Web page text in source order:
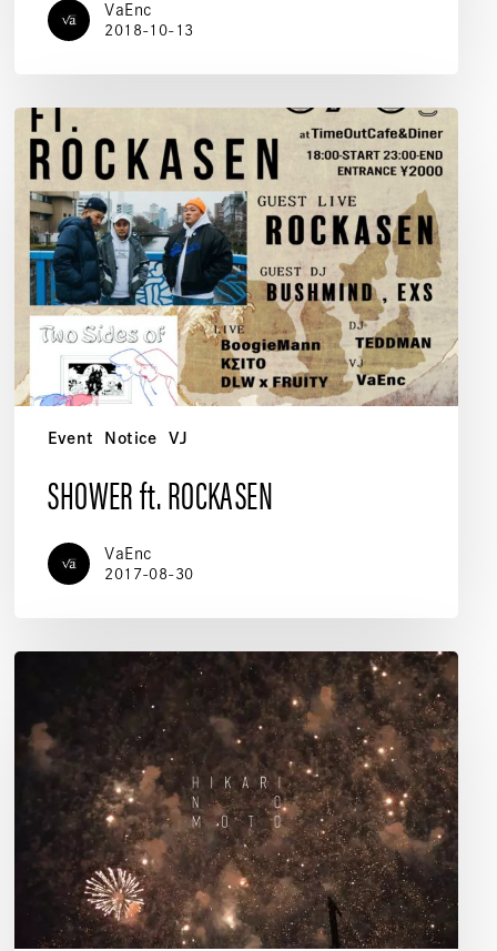
VaEnc
2018-10-13
Event Notice VJ
SHOWER
ft.
ROCKASEN
SHOWER ft. ROCKASEN
VaEnc
2017-08-30
光